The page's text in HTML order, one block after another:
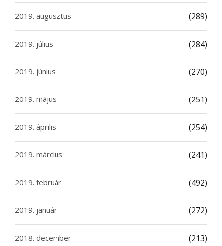
2019. augusztus (289)
2019. július (284)
2019. június (270)
2019. május (251)
2019. április (254)
2019. március (241)
2019. február (492)
2019. január (272)
2018. december (213)